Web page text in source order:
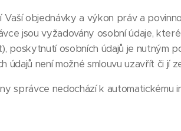
Vaší objednávky a výkon práv a
jsou vyžadovány osobní údaje,
poskytnutí osobních údajů je nutným
údajů není možné smlouvu uzavřít či jí
správce nedochází k automatickému